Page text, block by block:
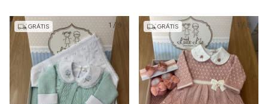
1 / 9
GRÁTIS 1 / 8
GRÁTIS